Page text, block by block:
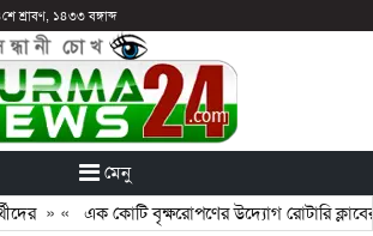
শ্রাবণ, ১৪৩৩ বঙ্গাব্দ
মেনু
» « এক কোটি বৃক্ষরোপণের উদ্যোগ রোটারি